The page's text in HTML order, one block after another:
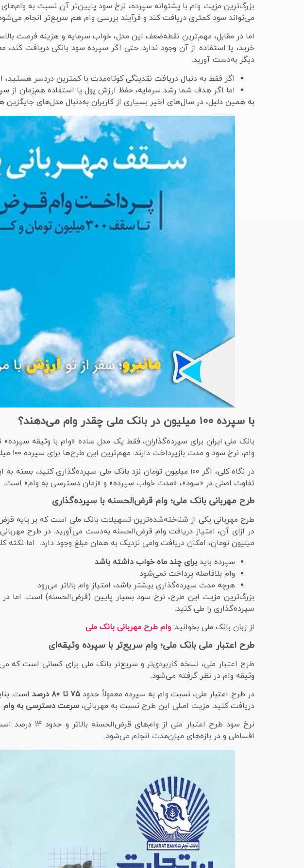
بزرگ‌ترین مزیت وام با پشتوانه سپرده، نرخ سود پایین‌تر آن نسبت به
می‌تواند سود کمتری دریافت کند و فرآیند بررسی وام هم سریع‌تر انجام
اما در مقابل، مهم‌ترین نقطه‌ضعف این مدل، خواب سرمایه و هزینه فرصت
خرید، یا استفاده از آن وجود ندارد. حتی اگر سپرده سود بانکی دریافت کند،
دیگر به‌دست آورید.
اگر فقط به دنبال دریافت نقدینگی کوتاه‌مدت با کمترین دردسر
اما اگر هدف شما رشد سرمایه، حفظ ارزش پول یا استفاده هم‌زمان از
به همین دلیل، در سال‌های اخیر بسیاری از کاربران به‌دنبال مدل‌های
با سپرده ۱۰۰ میلیون در بانک ملی چقدر وام می‌دهند؟
بانک ملی ایران برای سپرده‌گذاران، فقط یک مدل ساده «وام با وثیقه
وام، نرخ سود و مدت بازپرداخت دارند. مهم‌ترین این طرح‌ها برای سپرده ۱۰۰ میلیون تومانی، طرح مهربانی و طرح اعتبار ملی هستند.
تفاوت اصلی در «سود»، «مدت خواب سپرده» و «زمان دسترسی به وام» است.
طرح مهربانی بانک ملی؛ وام قرض‌الحسنه با سپرده‌گذاری
طرح مهربانی یکی از شناخته‌شده‌ترین تسهیلات بانک ملی است که بر پایه
در ازای آن، امتیاز دریافت وام قرض‌الحسنه به‌دست می‌آورید. در طرح
میلیون تومان، امکان دریافت وامی نزدیک به همان مبلغ وجود دارد. اما
سپرده باید برای چند ماه خواب داشته باشد
وام بلافاصله پرداخت نمی‌شود
هرچه مدت سپرده‌گذاری بیشتر باشد، امتیاز وام بالاتر می‌رود
بزرگ‌ترین مزیت این طرح، نرخ سود بسیار پایین (قرض‌الحسنه) است. اما در
سپرده‌گذاری را طی کنید.
از زبان بانک ملی بخوانید: وام طرح مهربانی بانک ملی
طرح اعتبار ملی بانک ملی؛ وام سریع‌تر با سپرده وثیقه‌ای
طرح اعتبار ملی، نسخه کاربردی‌تر و سریع‌تر بانک ملی برای کسانی است که
وثیقه وام در نظر گرفته می‌شود.
در طرح اعتبار ملی، نسبت وام به سپرده معمولاً حدود ۷۵ تا ۸۰ درصد است. بنابراین اگر ۱۰۰ میلیون تومان
دریافت کنید. مزیت اصلی این طرح نسبت به مهربانی، سرعت دسترسی به وام
نرخ سود طرح
اقساطی و در بازه‌های میان‌مدت انجام می‌شود.